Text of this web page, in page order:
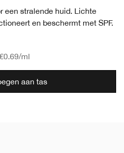
een stralende huid. Lichte
en beschermt met SPF.
/ml
aan tas